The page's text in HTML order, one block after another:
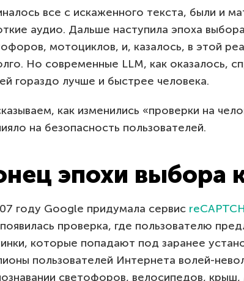
все с искаженного текста, были и
аудио. Дальше наступила эпоха
мотоциклов, и, казалось, в этой
Но современные LLM, как оказалось,
гораздо лучше и быстрее человека.
как изменились «проверки на
на безопасность пользователей.
эпохи выбора
году Google придумала сервис
проверка, где пользователю
которые попадают под заранее
пользователей Интернета волей-
светофоров, велосипедов,